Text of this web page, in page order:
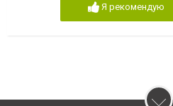
Я рекомендую